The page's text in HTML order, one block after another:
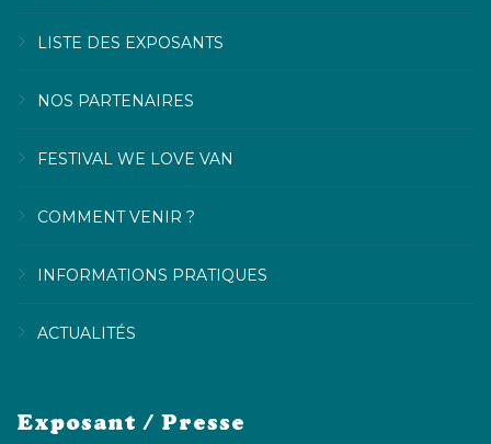
LISTE DES EXPOSANTS
NOS PARTENAIRES
FESTIVAL WE LOVE VAN
COMMENT VENIR ?
INFORMATIONS PRATIQUES
ACTUALITÉS
Exposant / Presse